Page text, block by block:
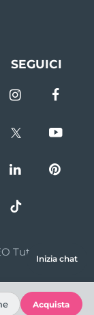
SEGUICI
Tutti i diritti
riservati
Inizia chat
Acquista